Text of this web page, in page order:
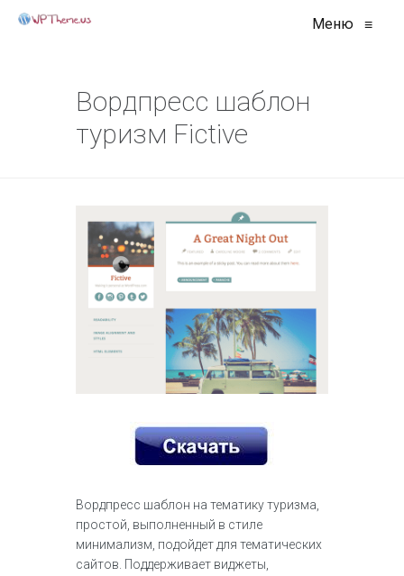
Меню ≡
Вордпресс шаблон
туризм Fictive
Вордпресс шаблон на тематику туризма,
простой, выполненный в стиле
минимализм, подойдет для тематических
сайтов. Поддерживает виджеты,